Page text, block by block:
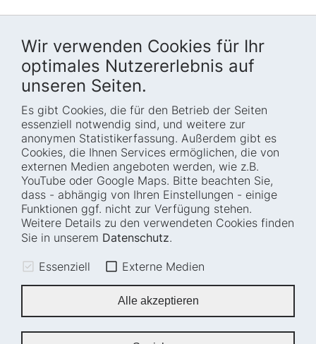
Wir verwenden Cookies für Ihr
optimales Nutzererlebnis auf
unseren Seiten.
Es gibt Cookies, die für den Betrieb der Seiten
essenziell notwendig sind, und weitere zur
anonymen Statistikerfassung. Außerdem gibt es
Cookies, die Ihnen Services ermöglichen, die von
externen Medien angeboten werden, wie z.B.
YouTube oder Google Maps. Bitte beachten Sie,
dass - abhängig von Ihren Einstellungen - einige
Funktionen ggf. nicht zur Verfügung stehen.
Weitere Details zu den verwendeten Cookies finden
Sie in unserem Datenschutz.
Essenziell Externe Medien
Alle akzeptieren
Startseite
Wer wir sind
Wie wir arbeiten
Projekte
Fellowships
Karriere
Blog
Presse
Termine
Barrierefreiheit
Transparenz
Glossar
Anfahrt und
Leichte Sprache
Gebärdensprache
Impressum
Sitemap
Cookie-Einstellungen